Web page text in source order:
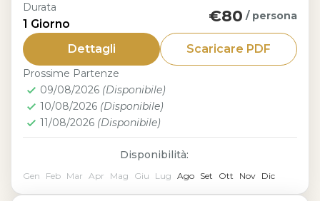
Luxor
Con l'Escursione di un giorno da Luxor
ad Assuan: parti alla scoperta di Assuan
e vivi un’avventura indimenticabile
lungo il Nilo. In un solo giorno...
Durata
1 Giorno €80 / persona
Dettagli Scaricare PDF
Prossime Partenze
09/08/2026 (Disponibile)
10/08/2026 (Disponibile)
11/08/2026 (Disponibile)
Disponibilità:
Gen Feb Mar Apr Mag Giu Lug Ago Set Ott Nov Dic